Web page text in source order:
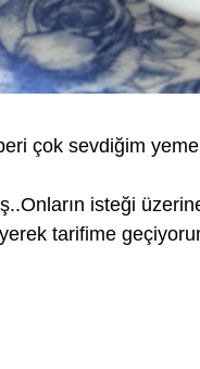
çok sevdiğim
isteği
tarifime